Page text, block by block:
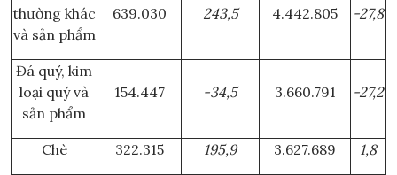
thường khác
và sản phẩm
639.030 243,5 4.442.805 -27,8
Đá quý, kim
loại quý và
sản phẩm
154.447 -34,5 3.660.791 -27,2
Chè 322.315 195,9 3.627.689 1,8